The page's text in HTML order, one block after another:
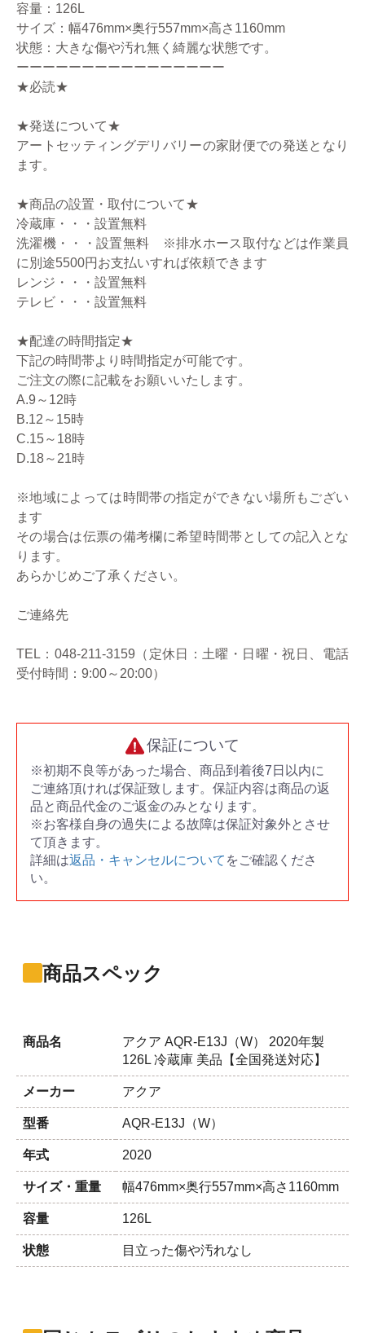
容量：126L
サイズ：幅476mm×奥行557mm×高さ1160mm
状態：大きな傷や汚れ無く綺麗な状態です。
ーーーーーーーーーーーーーーーー
★必読★
★発送について★
アートセッティングデリバリーの家財便での発送となり
ます。
★商品の設置・取付について★
冷蔵庫・・・設置無料
洗濯機・・・設置無料 ※排水ホース取付などは作業員
に別途5500円お支払いすれば依頼できます
レンジ・・・設置無料
テレビ・・・設置無料
★配達の時間指定★
下記の時間帯より時間指定が可能です。
ご注文の際に記載をお願いいたします。
A.9～12時
B.12～15時
C.15～18時
D.18～21時
※地域によっては時間帯の指定ができない場所もござい
ます
その場合は伝票の備考欄に希望時間帯としての記入とな
ります。
あらかじめご了承ください。
ご連絡先
TEL：048-211-3159（定休日：土曜・日曜・祝日、電話
受付時間：9:00～20:00）
保証について
※初期不良等があった場合、商品到着後7日以内に
ご連絡頂ければ保証致します。保証内容は商品の返
品と商品代金のご返金のみとなります。
※お客様自身の過失による故障は保証対象外とさせ
て頂きます。
詳細は返品・キャンセルについて をご確認くださ
い。
商品スペック
商品名
アクア AQR-E13J（W） 2020年製
126L 冷蔵庫 美品【全国発送対応】
メーカー アクア
型番 AQR-E13J（W）
年式 2020
サイズ・重量 幅476mm×奥行557mm×高さ1160mm
容量 126L
状態 目立った傷や汚れなし